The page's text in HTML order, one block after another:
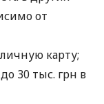
от
карту;
30 тыс. грн в